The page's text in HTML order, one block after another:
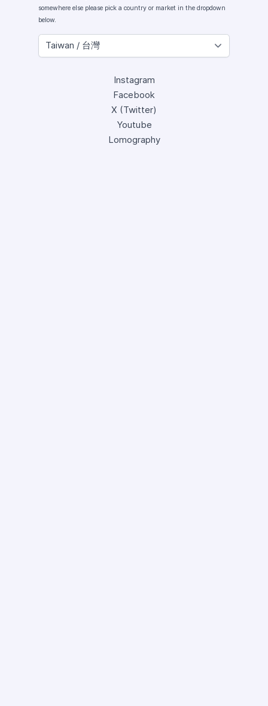
somewhere else please pick a country or market in the dropdown
below.
Instagram
Facebook
X (Twitter)
Youtube
Lomography